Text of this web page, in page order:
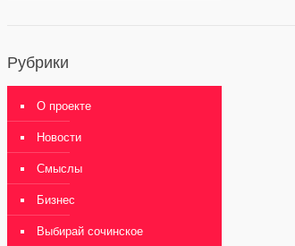
Рубрики
О проекте
Новости
Смыслы
Бизнес
Выбирай сочинское